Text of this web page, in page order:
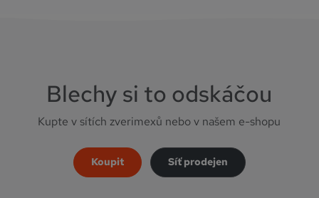
Blechy si to odskáčou
Kupte v sítích zverimexů nebo v našem e-shopu
Koupit Síť prodejen